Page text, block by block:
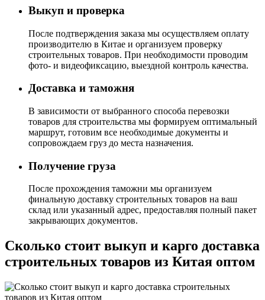
Выкуп и проверка
После подтверждения заказа мы осуществляем оплату
производителю в Китае и организуем проверку
строительных товаров. При необходимости проводим
фото- и видеофиксацию, выездной контроль качества.
Доставка и таможня
В зависимости от выбранного способа перевозки
товаров для строительства мы формируем оптимальный
маршрут, готовим все необходимые документы и
сопровождаем груз до места назначения.
Получение груза
После прохождения таможни мы организуем
финальную доставку строительных товаров на ваш
склад или указанный адрес, предоставляя полный пакет
закрывающих документов.
Сколько стоит выкуп и карго доставка
строительных товаров из Китая оптом